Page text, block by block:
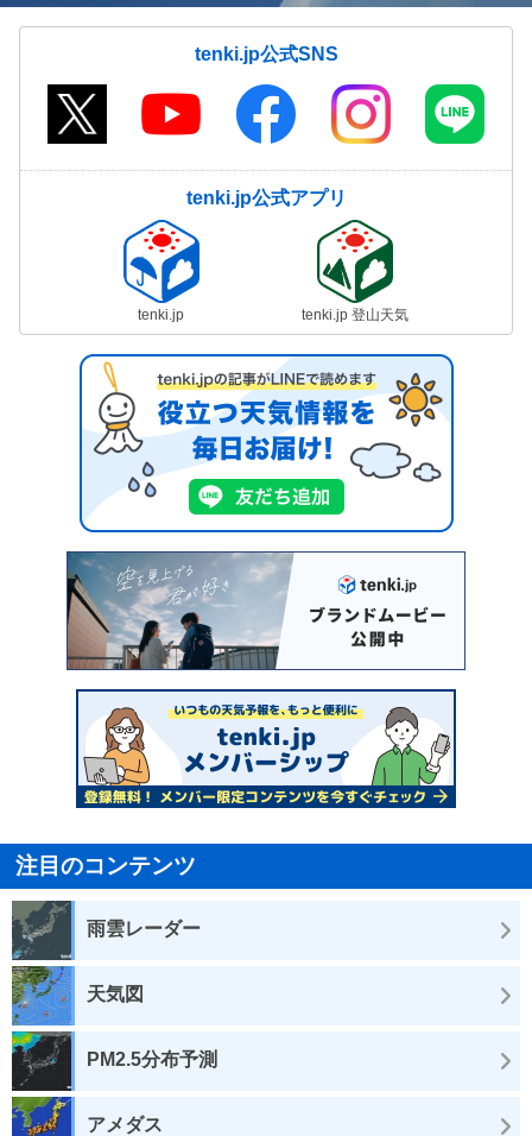
tenki.jp公式SNS
tenki.jp公式アプリ
tenki.jp tenki.jp 登山天気
注目のコンテンツ
雨雲レーダー
天気図
PM2.5分布予測
アメダス